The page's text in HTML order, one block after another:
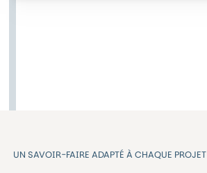
UN SAVOIR-FAIRE ADAPTÉ À CHAQUE PROJET